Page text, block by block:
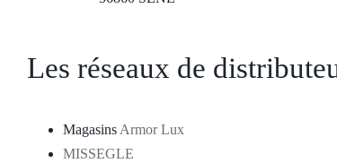
Les réseaux de
MagasinsArmor Lux
MISSEGLE